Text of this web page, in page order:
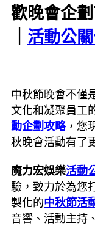
歡晚會企劃
活動公
中秋節晚會不僅
文化和凝聚員工
動企劃攻略，您
秋晚會活動有了
魔力宏娛樂活動
驗，致力於為您
製化的中秋節活
音響、活動主持